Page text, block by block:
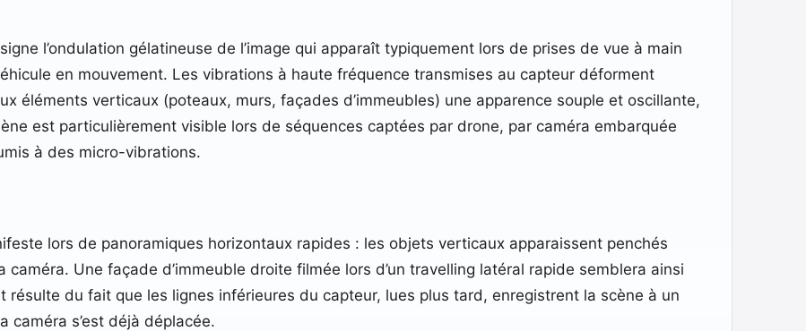
l’ondulation gélatineuse de l’image qui apparaît typiquement lors de prises de vue à main
en mouvement. Les vibrations à haute fréquence transmises au capteur déforment
éléments verticaux (poteaux, murs, façades d’immeubles) une apparence souple et oscillante,
est particulièrement visible lors de séquences captées par drone, par caméra embarquée
à des micro-vibrations.
lors de panoramiques horizontaux rapides : les objets verticaux apparaissent penchés
Une façade d’immeuble droite filmée lors d’un travelling latéral rapide semblera ainsi
résulte du fait que les lignes inférieures du capteur, lues plus tard, enregistrent la scène à un
caméra s’est déjà déplacée.